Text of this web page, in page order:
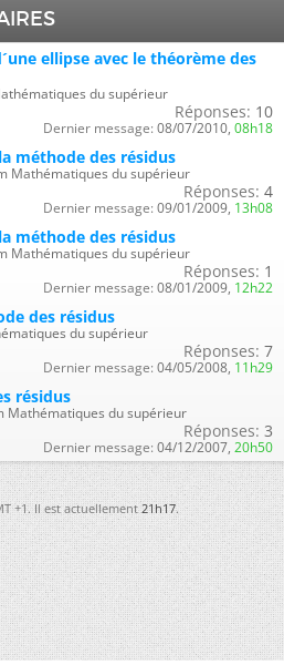
ellipse avec le théorème des
du supérieur
Réponses: 10
Dernier message: 08/07/2010, 08h18
méthode des résidus
Mathématiques du supérieur
Réponses: 4
Dernier message: 09/01/2009, 13h08
méthode des résidus
Mathématiques du supérieur
Réponses: 1
Dernier message: 08/01/2009, 12h22
des résidus
du supérieur
Réponses: 7
Dernier message: 04/05/2008, 11h29
résidus
Mathématiques du supérieur
Réponses: 3
Dernier message: 04/12/2007, 20h50
+1. Il est actuellement21h17.